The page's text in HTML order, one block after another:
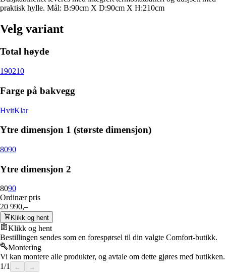
praktisk hylle. Mål: B:90cm X D:90cm X H:210cm
Velg variant
Total høyde
190210
Farge på bakvegg
HvitKlar
Ytre dimensjon 1 (største dimensjon)
8090
Ytre dimensjon 2
8090
Ordinær pris
20 990,–
Klikk og hent
Klikk og hent
Bestillingen sendes som en forespørsel til din valgte Comfort-butikk.
Montering
Vi kan montere alle produkter, og avtale om dette gjøres med butikken.
1/1 ← →